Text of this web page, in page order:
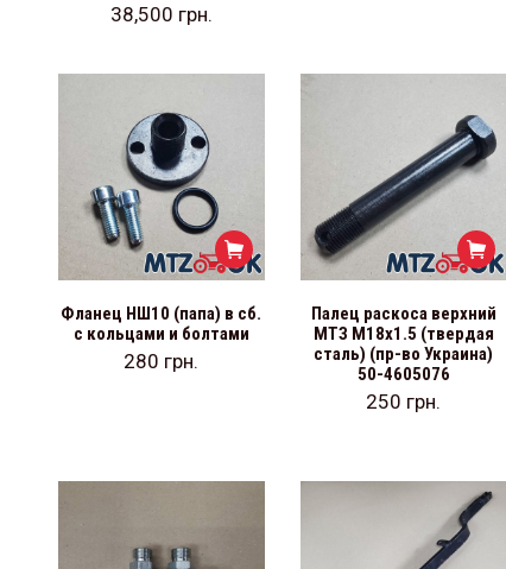
38,500 грн.
Фланец НШ10 (папа) в сб.
с кольцами и болтами
280 грн.
Палец раскоса верхний
МТЗ М18х1.5 (твердая
сталь) (пр-во Украина)
50-4605076
250 грн.